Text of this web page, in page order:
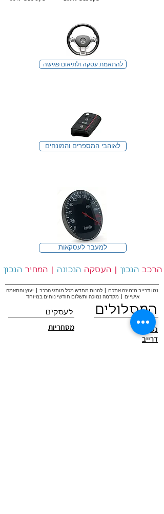
להתאמת עסקה ולתיאום פגישה
לאוהבי המספרים והמונחים
למעבר לעסקאות
הרכב הנכון העסקה הנכונה המחיר הנכון
נטו דרייב מזמינה אתכם | להנות מחדש מכל מותגי הרכב | יעוץ והתאמה
אישיים | מקדמה נמוכה ותשלום חודשי נוחים במיוחד
לעסקים
מסחריות
המסלולים
נטו
דרייב